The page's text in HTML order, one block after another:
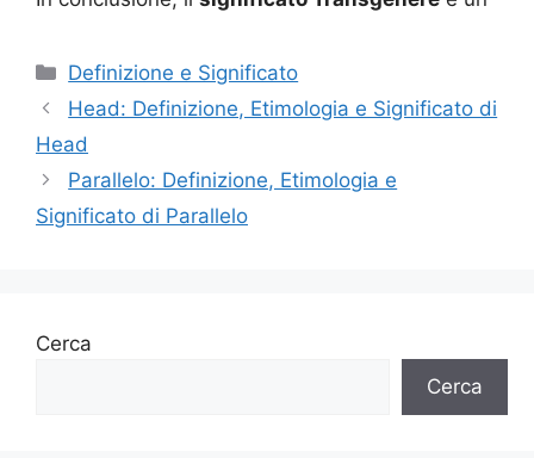
Categorie
Definizione e Significato
Head: Definizione, Etimologia e Significato di
Head
Parallelo: Definizione, Etimologia e
Significato di Parallelo
Cerca
Cerca